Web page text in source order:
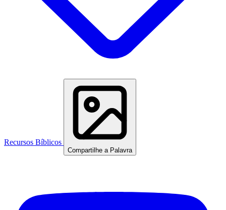
Recursos Bíblicos
Compartilhe a Palavra